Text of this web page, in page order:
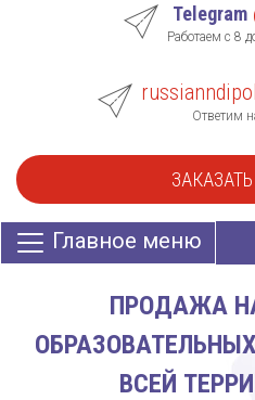
Telegram
Работаем с 8
Ответим
ЗАКАЗАТЬ
Главное меню
ПРОДАЖА
ВСЕЙ